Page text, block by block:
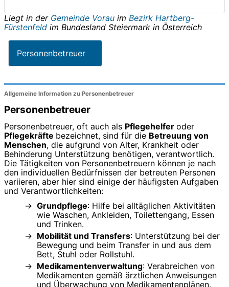
Liegt in der Gemeinde Vorau im Bezirk Hartberg-
Fürstenfeld im Bundesland Steiermark in Österreich
Personenbetreuer
Allgemeine Information zu Personenbetreuer
Personenbetreuer
Personenbetreuer, oft auch als Pflegehelfer oder
Pflegekräfte bezeichnet, sind für die Betreuung von
Menschen, die aufgrund von Alter, Krankheit oder
Behinderung Unterstützung benötigen, verantwortlich.
Die Tätigkeiten von Personenbetreuern können je nach
den individuellen Bedürfnissen der betreuten Personen
variieren, aber hier sind einige der häufigsten Aufgaben
und Verantwortlichkeiten:
Grundpflege: Hilfe bei alltäglichen Aktivitäten
wie Waschen, Ankleiden, Toilettengang, Essen
und Trinken.
Mobilität und Transfers: Unterstützung bei der
Bewegung und beim Transfer in und aus dem
Bett, Stuhl oder Rollstuhl.
Medikamentenverwaltung: Verabreichen von
Medikamenten gemäß ärztlichen Anweisungen
und Überwachung von Medikamentenplänen.